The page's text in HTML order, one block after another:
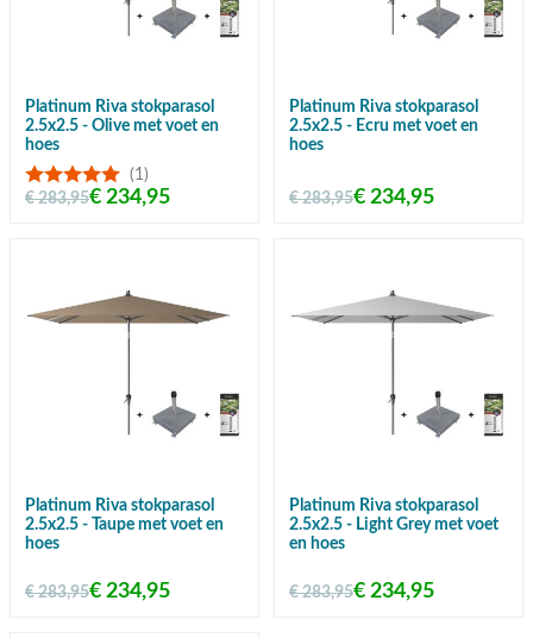
Platinum Riva stokparasol
2.5x2.5 - Olive met voet en
hoes
(1)
€ 283,95€ 234,95
Platinum Riva stokparasol
2.5x2.5 - Ecru met voet en
hoes
€ 283,95€ 234,95
Platinum Riva stokparasol
2.5x2.5 - Taupe met voet en
hoes
€ 283,95€ 234,95
Platinum Riva stokparasol
2.5x2.5 - Light Grey met voet
en hoes
€ 283,95€ 234,95